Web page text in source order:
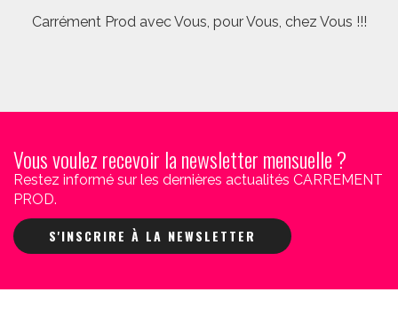
Carrément Prod avec Vous, pour Vous, chez Vous !!!
Vous voulez recevoir la newsletter mensuelle ?
Restez informé sur les dernières actualités CARREMENT
PROD.
S'INSCRIRE À LA NEWSLETTER